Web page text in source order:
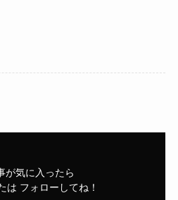
が気に入ったら
は フォローしてね！